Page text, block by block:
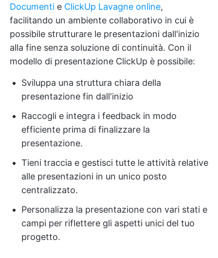
Documenti e ClickUp Lavagne online,
facilitando un ambiente collaborativo in cui è
possibile strutturare le presentazioni dall'inizio
alla fine senza soluzione di continuità. Con il
modello di presentazione ClickUp è possibile:
Sviluppa una struttura chiara della
presentazione fin dall'inizio
Raccogli e integra i feedback in modo
efficiente prima di finalizzare la
presentazione.
Tieni traccia e gestisci tutte le attività relative
alle presentazioni in un unico posto
centralizzato.
Personalizza la presentazione con vari stati e
campi per riflettere gli aspetti unici del tuo
progetto.